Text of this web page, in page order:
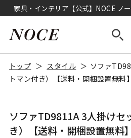
家具・インテリア【公式】NOCE ノ
トップ スタイル
ソファ
トマン付き）【送料・開梱設置無料
ソファTD9811A 3人掛けセ
き）【送料・開梱設置無料